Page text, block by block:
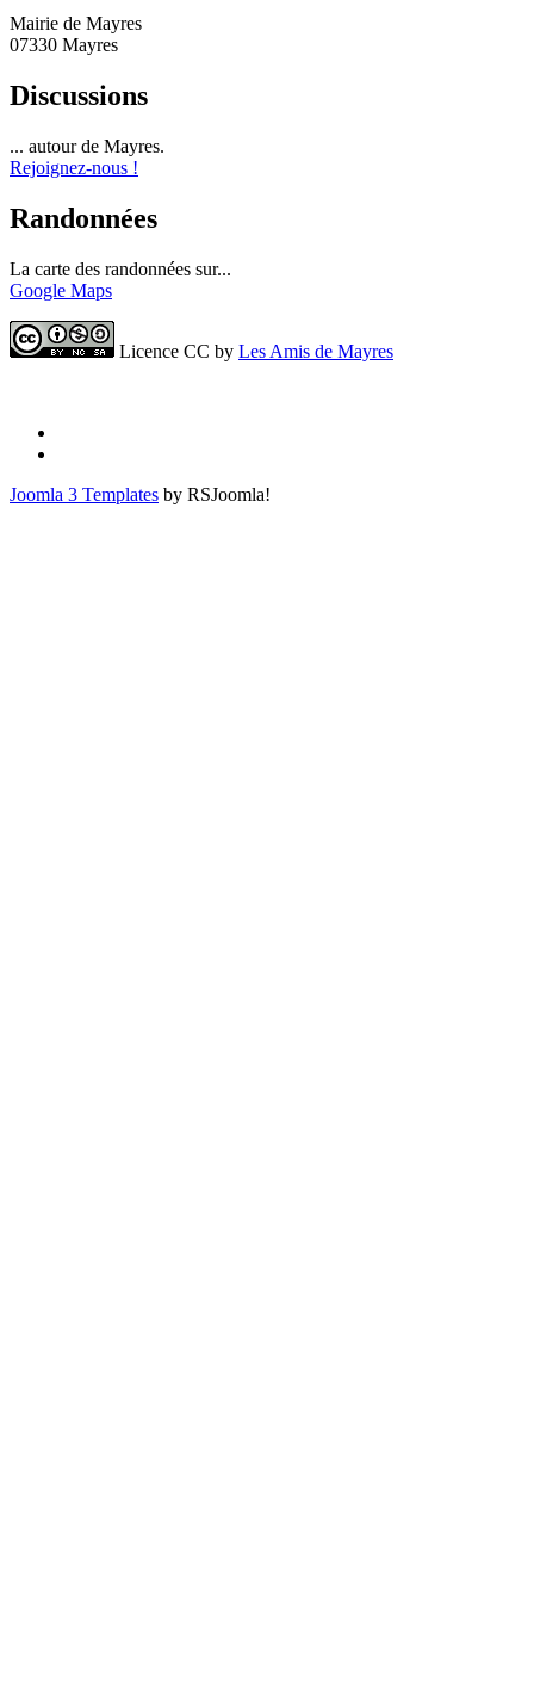
Mairie de Mayres
07330 Mayres
Discussions
... autour de Mayres.
Rejoignez-nous !
Randonnées
La carte des randonnées sur...
Google Maps
Licence CC by Les Amis de Mayres
Joomla 3 Templates by RSJoomla!